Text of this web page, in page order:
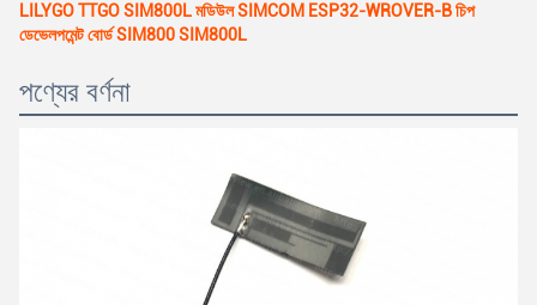
LILYGO TTGO SIM800L মডিউল SIMCOM ESP32-WROVER-B চিপ
ডেভেলপমেন্ট বোর্ড SIM800 SIM800L
পণ্যের বর্ণনা